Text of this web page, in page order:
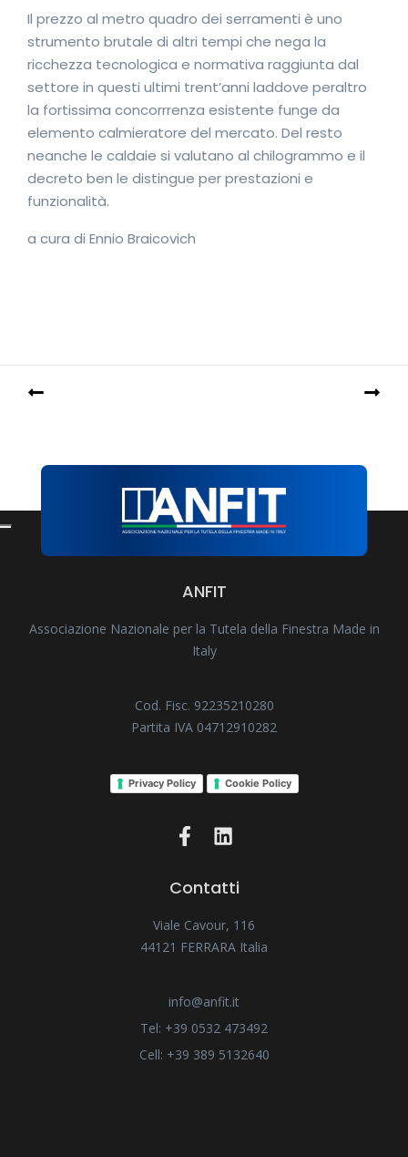
Il prezzo al metro quadro dei serramenti è uno
strumento brutale di altri tempi che nega la
ricchezza tecnologica e normativa raggiunta dal
settore in questi ultimi trent’anni laddove peraltro
la fortissima concorrrenza esistente funge da
elemento calmieratore del mercato. Del resto
neanche le caldaie si valutano al chilogrammo e il
decreto ben le distingue per prestazioni e
funzionalità.
a cura di Ennio Braicovich
ANFIT
Associazione Nazionale per la Tutela della Finestra Made in
Italy
Cod. Fisc. 92235210280
Partita IVA 04712910282
Privacy Policy Cookie Policy
Contatti
Viale Cavour, 116
44121 FERRARA Italia
info@anfit.it
Tel: +39 0532 473492
Cell: +39 389 5132640